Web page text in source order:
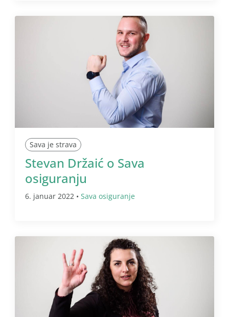
Sava je strava
Stevan Držaić o Sava
osiguranju
6. januar 2022 • Sava osiguranje